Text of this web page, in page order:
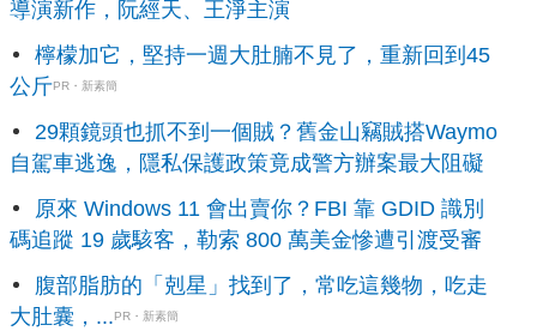
導演新作，阮經天、王淨主演
檸檬加它，堅持一週大肚腩不見了，重新回到45
公斤PR・新素簡
29顆鏡頭也抓不到一個賊？舊金山竊賊搭Waymo
自駕車逃逸，隱私保護政策竟成警方辦案最大阻礙
原來 Windows 11 會出賣你？FBI 靠 GDID 識別
碼追蹤 19 歲駭客，勒索 800 萬美金慘遭引渡受審
腹部脂肪的「剋星」找到了，常吃這幾物，吃走
大肚囊，... PR・新素簡